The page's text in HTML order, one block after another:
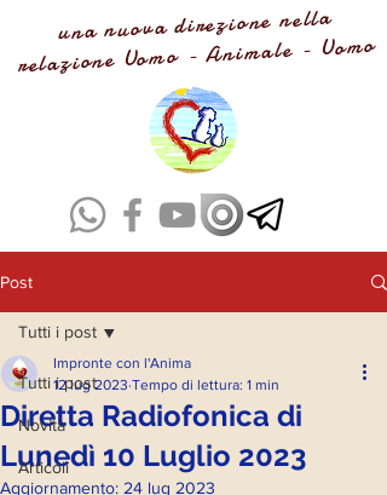
una nuova direzione nella
relazione Uomo - Animale - Uomo
Post
Tutti i post
Novità
Articoli
Tutti i post
Diretta Radiofonica di
Lunedì 10 Luglio 2023
Impronte con l'Anima
12 lug 2023 Tempo di lettura: 1 min
Aggiornamento: 24 lug 2023